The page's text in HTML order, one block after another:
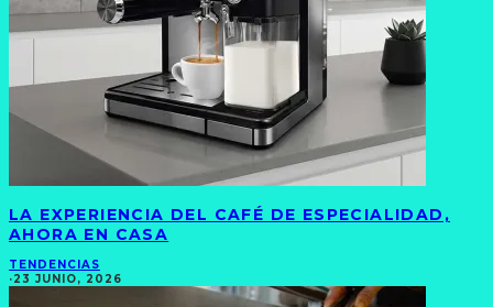
LA EXPERIENCIA DEL CAFÉ DE ESPECIALIDAD,
AHORA EN CASA
TENDENCIAS
·23 JUNIO, 2026